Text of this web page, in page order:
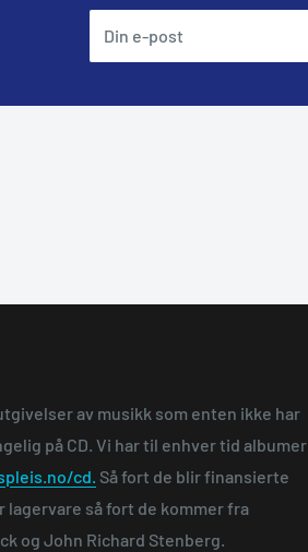
Din e-post
av musikk som enten ikke har
på CD. Vi har til enhver tid albumer
cd. Så fort de blir finansierte
lagervare så fort de kommer fra
og John Richard Stenberg.